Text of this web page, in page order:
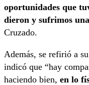
oportunidades que
dieron y sufrimos
Cruzado.
Además, se refirió a
indicó que “hay
haciendo bien, en lo